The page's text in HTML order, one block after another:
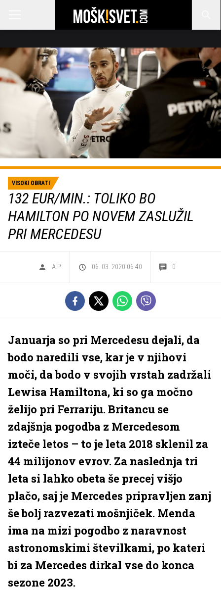
VISOKI OBRATI
132 EUR/MIN.: TOLIKO BO
HAMILTON PO NOVEM ZASLUŽIL
PRI MERCEDESU
A.P. 06. 03. 2020 06.40 0
Januarja so pri Mercedesu dejali, da
bodo naredili vse, kar je v njihovi
moči, da bodo v svojih vrstah zadržali
Lewisa Hamiltona, ki so ga močno
želijo pri Ferrariju. Britancu se
zdajšnja pogodba z Mercedesom
izteče letos – to je leta 2018 sklenil za
44 milijonov evrov. Za naslednja tri
leta si lahko obeta še precej višjo
plačo, saj je Mercedes pripravljen zanj
še bolj razvezati mošnjiček. Menda
ima na mizi pogodbo z naravnost
astronomskimi številkami, po kateri
bi za Mercedes dirkal vse do konca
sezone 2023.